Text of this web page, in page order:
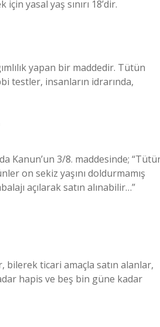
yasal yaş sınırı 18’dir.
yapan bir maddedir. Tütün
testler, insanların idrarında,
Kanun’un 3/8. maddesinde;
on sekiz yaşını doldurmamış
açılarak satın alınabilir…”
bilerek ticari amaçla satın alanlar,
hapis ve beş bin güne kadar